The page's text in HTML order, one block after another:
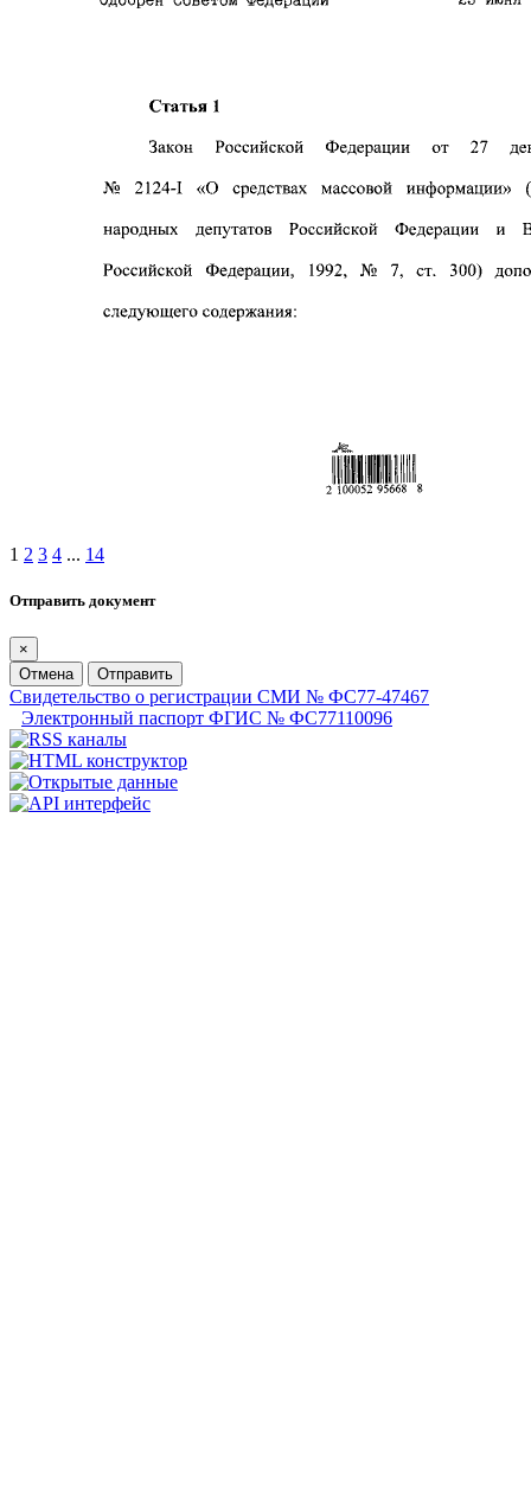
1 2 3 4 ... 14
Отправить документ
×
Отмена
Отправить
Свидетельство о регистрации СМИ № ФС77-47467
Электронный паспорт ФГИС № ФС77110096